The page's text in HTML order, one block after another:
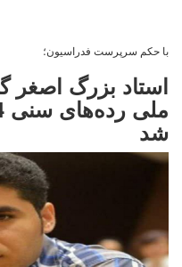
با حکم سرپرست فدراسیون؛
استاد بزرگ اصغر
شد